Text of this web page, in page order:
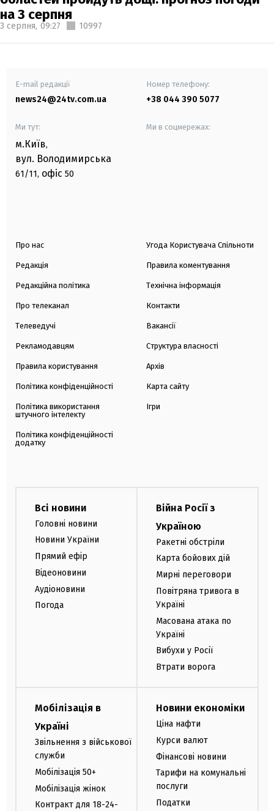
на 3 серпня
3 серпня, 09:27 10997
E-mail редакції
news24@24tv.com.ua
Номер телефону:
+38 044 390 5077
Ми тут:
м.Київ,
вул. Володимирська
61/11, офіс 50
Ми в соцмережах:
Про нас
Редакція
Редакційна політика
Про телеканал
Телеведучі
Рекламодавцям
Правила користування
Політика конфіденційності
Політика використання
штучного інтелекту
Політика конфіденційності
додатку
Угода Користувача Спільноти
Правила коментування
Технічна інформація
Контакти
Вакансії
Структура власності
Архів
Карта сайту
Ігри
Всі новини
Головні новини
Новини України
Прямий ефір
Відеоновини
Аудіоновини
Погода
Війна Росії з
Україною
Ракетні обстріли
Карта бойових дій
Мирні переговори
Повітряна тривога в
Україні
Масована атака по
Україні
Вибухи у Росії
Втрати ворога
Мобілізація в
Україні
Звільнення з військової
служби
Мобілізація 50+
Мобілізація жінок
Контракт для 18-24-
Новини економіки
Ціна нафти
Курси валют
Фінансові новини
Тарифи на комунальні
послуги
Податки